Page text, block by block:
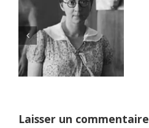
Netflix Field of
Dreams (1989)
Laisser un commentaire